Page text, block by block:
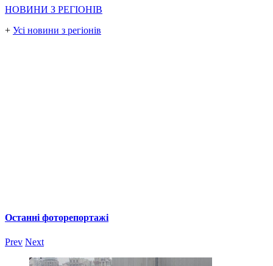
НОВИНИ З РЕГІОНІВ
+ Усі новини з регіонів
Останні фоторепортажі
Prev Next